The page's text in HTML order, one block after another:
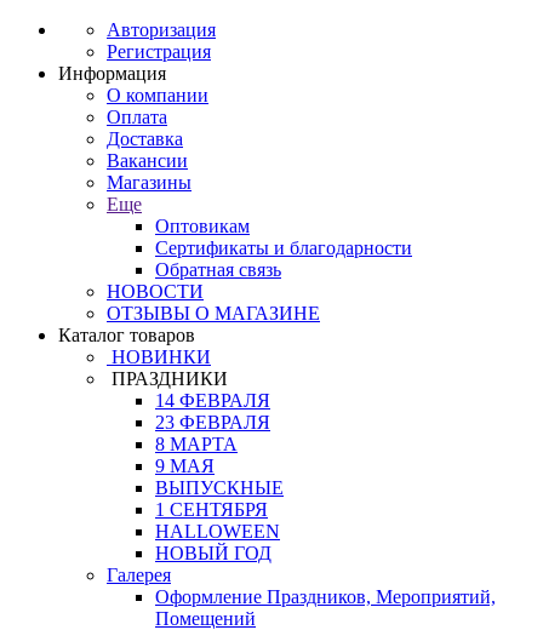
Авторизация
Регистрация
Информация
О компании
Оплата
Доставка
Вакансии
Магазины
Еще
Оптовикам
Сертификаты и благодарности
Обратная связь
НОВОСТИ
ОТЗЫВЫ О МАГАЗИНЕ
Каталог товаров
НОВИНКИ
ПРАЗДНИКИ
14 ФЕВРАЛЯ
23 ФЕВРАЛЯ
8 МАРТА
9 МАЯ
ВЫПУСКНЫЕ
1 СЕНТЯБРЯ
HALLOWEEN
НОВЫЙ ГОД
Галерея
Оформление Праздников, Мероприятий,
Помещений